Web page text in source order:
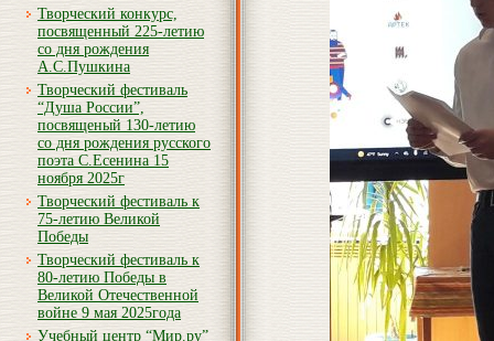
Творческий конкурс,
посвященный 225-летию
со дня рождения
А.С.Пушкина
Творческий фестиваль
“Душа России”,
посвященый 130-летию
со дня рождения русского
поэта С.Есенина 15
ноября 2025г
Творческий фестиваль к
75-летию Великой
Победы
Творческий фестиваль к
80-летию Победы в
Великой Отечественной
войне 9 мая 2025года
Учебный центр “Мир.ру”